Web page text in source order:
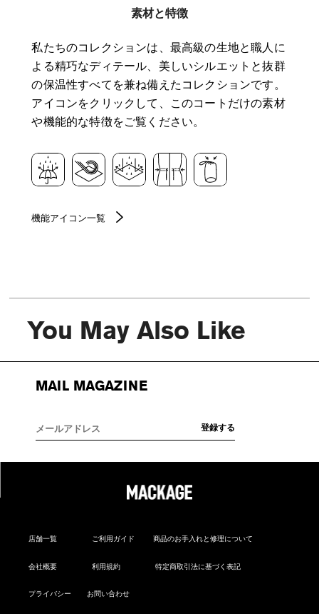
素材と特徴
私たちのコレクションは、最高級の生地と職人に
よる精巧なディテール、美しいシルエットと抜群
の保温性すべてを兼ね備えたコレクションです。
アイコンをクリックして、このコートだけの素材
や機能的な特徴をご覧ください。
機能アイコン一覧
You May Also Like
MAIL MAGAZINE
店舗一覧 ご利用ガイド 商品のお手入れと修理について
会社概要 利用規約 特定商取引法に基づく表記
プライバシー お問い合わせ